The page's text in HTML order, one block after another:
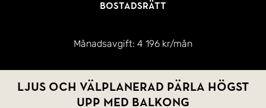
Bostadsrätt
Månadsavgift: 4 196 kr/mån
Ljus och välplanerad pärla högst
upp med balkong